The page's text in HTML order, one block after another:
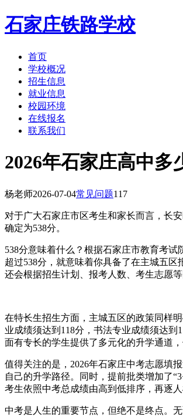
石家庄铁路学校
首页
学校概况
招生信息
就业信息
校园环境
在线报名
联系我们
2026年石家庄高中多
杨老师2026-07-04常见问题117
对于广大石家庄市区考生和家长而言，长
确定为538分。
538分意味着什么？根据石家庄市教育考
超过538分，就意味着你具备了在主城五
还会根据招生计划、报考人数、考生志愿
在特长生招生方面，主城五区的政策同样
业成绩须达到118分，书法专业成绩须达
面有专长的学生提供了多元化的升学通道
值得关注的是，2026年石家庄中考志愿填
自己的升学路径。同时，提前批类增加了
考生依照中考总成绩由高到低排序，再逐
中考是人生的重要节点，但绝不是终点。